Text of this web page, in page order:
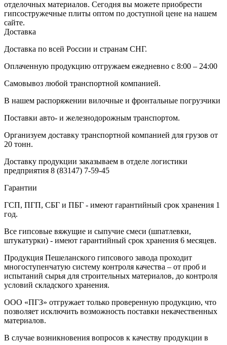
отделочных материалов. Сегодня вы можете приобрести
гипсостружечные плиты оптом по доступной цене на нашем
сайте.
Доставка
Доставка по всей России и странам СНГ.
Оплаченную продукцию отгружаем ежедневно с 8:00 – 24:00
Самовывоз любой транспортной компанией.
В нашем распоряжении вилочные и фронтальные погрузчики
Поставки авто- и железнодорожным транспортом.
Организуем доставку транспортной компанией для грузов от
20 тонн.
Доставку продукции заказываем в отделе логистики
предприятия 8 (83147) 7-59-45
Гарантии
ГСП, ПГП, СБГ и ПБГ - имеют гарантийный срок хранения 1
год.
Все гипсовые вяжущие и сыпучие смеси (шпатлевки,
штукатурки) - имеют гарантийный срок хранения 6 месяцев.
Продукция Пешеланского гипсового завода проходит
многоступенчатую систему контроля качества – от проб и
испытаний сырья для строительных материалов, до контроля
условий складского хранения.
ООО «ПГЗ» отгружает только проверенную продукцию, что
позволяет исключить возможность поставки некачественных
материалов.
В случае возникновения вопросов к качеству продукции в